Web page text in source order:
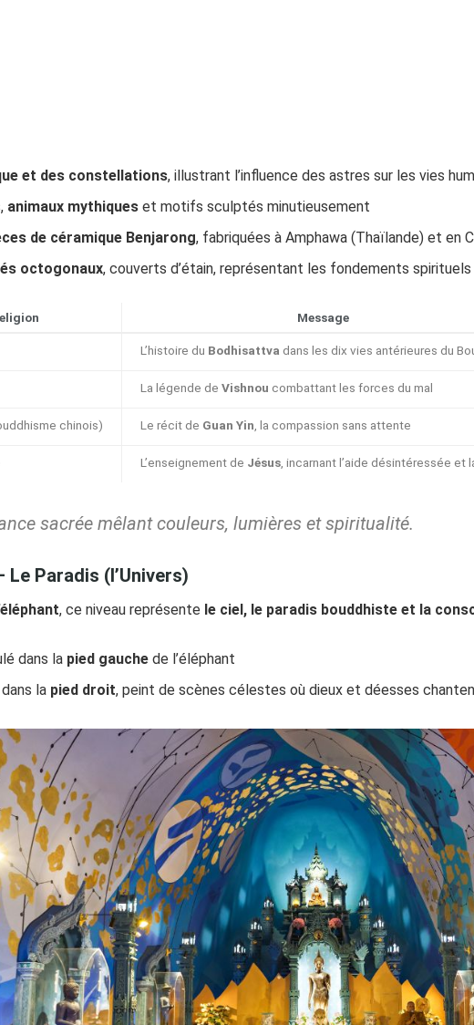
et des constellations, illustrant l’influence des astres sur les vies
animaux mythiques et motifs sculptés minutieusement
de céramique Benjarong, fabriquées à Amphawa (Thaïlande) et en
octogonaux, couverts d’étain, représentant les fondements spirituels
Message
L’histoire du Bodhisattva dans les dix vies antérieures du
La légende de Vishnou combattant les forces du mal
chinois) Le récit de Guan Yin, la compassion sans attente
L’enseignement de Jésus, incarnant l’aide désintéressée et
sacrée mêlant couleurs, lumières et spiritualité.
Le Paradis (l’Univers)
, ce niveau représente le ciel, le paradis bouddhiste et la
dans la pied gauche de l’éléphant
dans la pied droit, peint de scènes célestes où dieux et déesses